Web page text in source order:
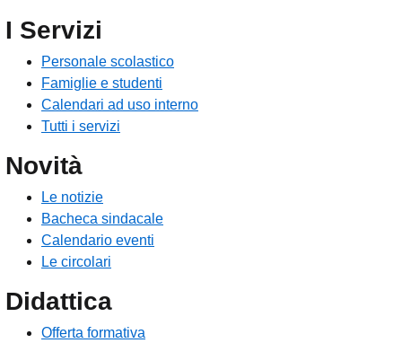
I Servizi
Personale scolastico
Famiglie e studenti
Calendari ad uso interno
Tutti i servizi
Novità
Le notizie
Bacheca sindacale
Calendario eventi
Le circolari
Didattica
Offerta formativa